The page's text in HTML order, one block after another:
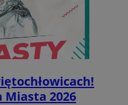
Miasta 2026